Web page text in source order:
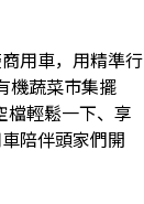
用車，用精準行
機蔬菜市集擺
檔輕鬆一下、享
陪伴頭家們開